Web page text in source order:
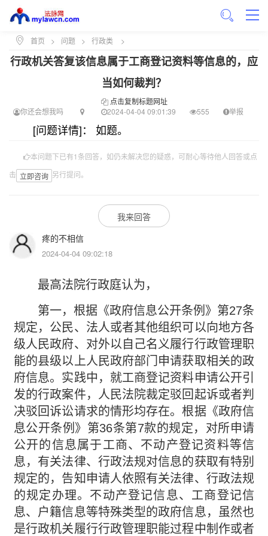
首页 > 问题 > 行政类 >
行政机关答复该信息属于工商登记资料等信息的，应
当如何裁判？
点击复制标题网址
你还会想我吗
2024-04-04 09:01:39 555 举报
[问题详情]： 如题。
本问题下已有1条回答，如仍未解决您的疑惑，可耐心等待他人回答或点
击 立即咨询 另行提问。
我来回答
疼的不相信
2024-04-04 09:02:18
最高法院行政庭认为，
第一，根据《政府信息公开条例》第27条
规定，公民、法人或者其他组织可以向地方各
级人民政府、对外以自己名义履行行政管理职
能的县级以上人民政府部门申请获取相关的政
府信息。实践中，就工商登记资料申请公开引
发的行政案件，人民法院裁定驳回起诉或者判
决驳回诉讼请求的情形均存在。根据《政府信
息公开条例》第36条第7款的规定，对所申请
公开的信息属于工商、不动产登记资料等信
息，有关法律、行政法规对信息的获取有特别
规定的，告知申请人依照有关法律、行政法规
的规定办理。不动产登记信息、工商登记信
息、户籍信息等特殊类型的政府信息，虽然也
是行政机关履行行政管理职能过程中制作或者